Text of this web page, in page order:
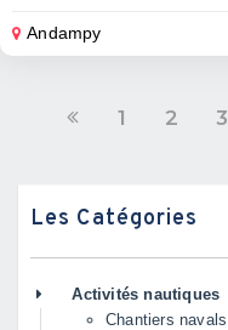
Andampy
1 2 3
Les Catégories
Activités nautiques
Chantiers navals